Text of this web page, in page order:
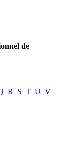
de
R S T U V